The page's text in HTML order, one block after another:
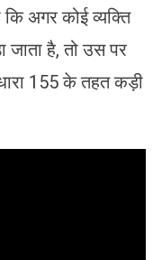
कि अगर कोई व्यक्ति
जाता है, तो उस पर
155 के तहत कड़ी